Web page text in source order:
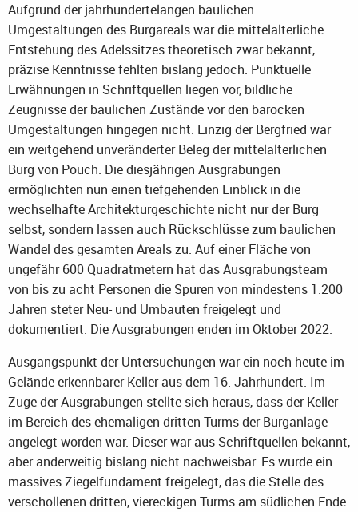
Aufgrund der jahrhundertelangen baulichen
Umgestaltungen des Burgareals war die mittelalterliche
Entstehung des Adelssitzes theoretisch zwar bekannt,
präzise Kenntnisse fehlten bislang jedoch. Punktuelle
Erwähnungen in Schriftquellen liegen vor, bildliche
Zeugnisse der baulichen Zustände vor den barocken
Umgestaltungen hingegen nicht. Einzig der Bergfried war
ein weitgehend unveränderter Beleg der mittelalterlichen
Burg von Pouch. Die diesjährigen Ausgrabungen
ermöglichten nun einen tiefgehenden Einblick in die
wechselhafte Architekturgeschichte nicht nur der Burg
selbst, sondern lassen auch Rückschlüsse zum baulichen
Wandel des gesamten Areals zu. Auf einer Fläche von
ungefähr 600 Quadratmetern hat das Ausgrabungsteam
von bis zu acht Personen die Spuren von mindestens 1.200
Jahren steter Neu- und Umbauten freigelegt und
dokumentiert. Die Ausgrabungen enden im Oktober 2022.
Ausgangspunkt der Untersuchungen war ein noch heute im
Gelände erkennbarer Keller aus dem 16. Jahrhundert. Im
Zuge der Ausgrabungen stellte sich heraus, dass der Keller
im Bereich des ehemaligen dritten Turms der Burganlage
angelegt worden war. Dieser war aus Schriftquellen bekannt,
aber anderweitig bislang nicht nachweisbar. Es wurde ein
massives Ziegelfundament freigelegt, das die Stelle des
verschollenen dritten, viereckigen Turms am südlichen Ende